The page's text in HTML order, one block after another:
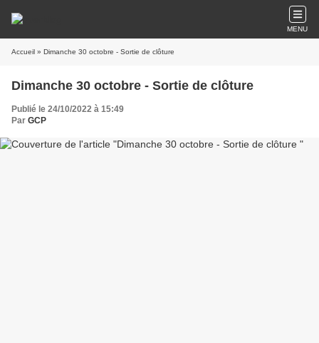
MENU
Accueil » Dimanche 30 octobre - Sortie de clôture
Dimanche 30 octobre - Sortie de clôture
Publié le 24/10/2022 à 15:49
Par GCP